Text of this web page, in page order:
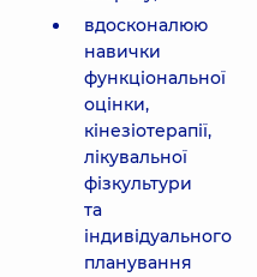
вдосконалюю
навички
функціональної
оцінки,
кінезіотерапії,
лікувальної
фізкультури
та
індивідуального
планування